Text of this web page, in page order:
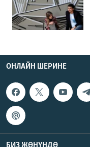
ОНЛАЙН ШЕРИНЕ